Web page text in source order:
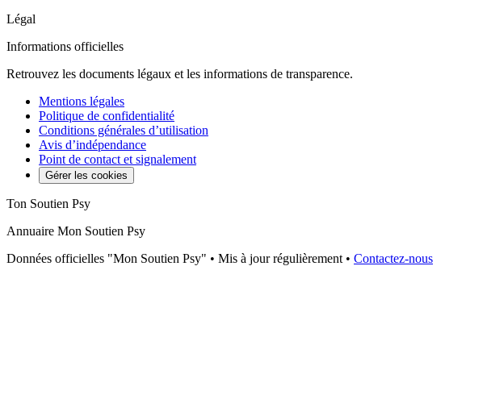
Légal
Informations officielles
Retrouvez les documents légaux et les informations de transparence.
Mentions légales
Politique de confidentialité
Conditions générales d’utilisation
Avis d’indépendance
Point de contact et signalement
Gérer les cookies
Ton Soutien Psy
Annuaire Mon Soutien Psy
Données officielles "Mon Soutien Psy" • Mis à jour régulièrement • Contactez-nous